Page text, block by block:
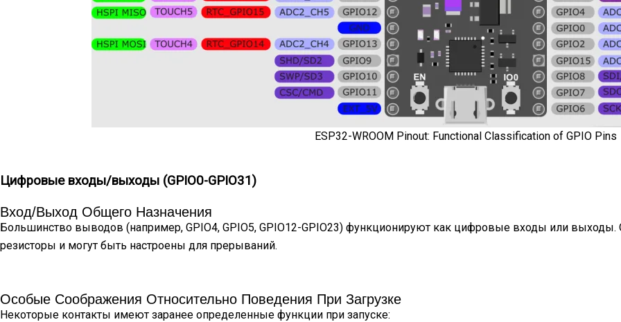
ESP32-WROOM Pinout: Functional Classification of GPIO Pins
Цифровые входы/выходы (GPIO0-GPIO31)
Вход/выход Общего Назначения
Большинство выводов (например, GPIO4, GPIO5, GPIO12-GPIO23) функционируют как цифровые входы или
резисторы и могут быть настроены для прерываний.
Особые Соображения Относительно Поведения При Загрузке
Некоторые контакты имеют заранее определенные функции при запуске: